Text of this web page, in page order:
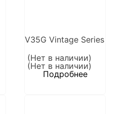
V35G Vintage Series
(Нет в наличии)
(Нет в наличии)
Подробнее